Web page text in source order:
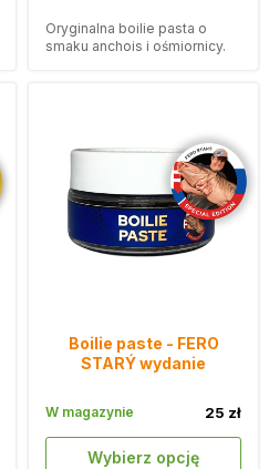
Oryginalna boilie pasta o
smaku anchois i ośmiornicy.
Boilie paste - FERO
STARÝ wydanie
Wybierz opcję
25 zł
W magazynie